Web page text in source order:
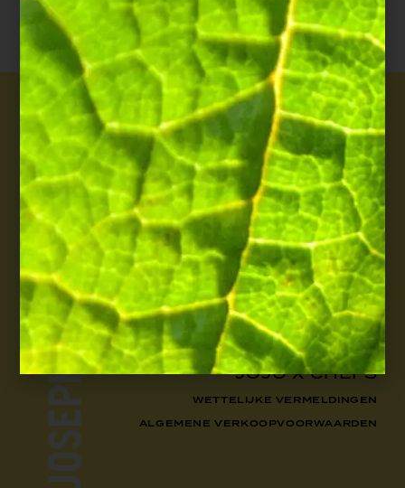
REGISTREREN
GESCHIEDENIS
CHAMPAGNES
E-SHOP
BEZOEKEN
JOJO MAG
JOJO X CHEFS
WETTELIJKE VERMELDINGEN
ALGEMENE VERKOOPVOORWAARDEN